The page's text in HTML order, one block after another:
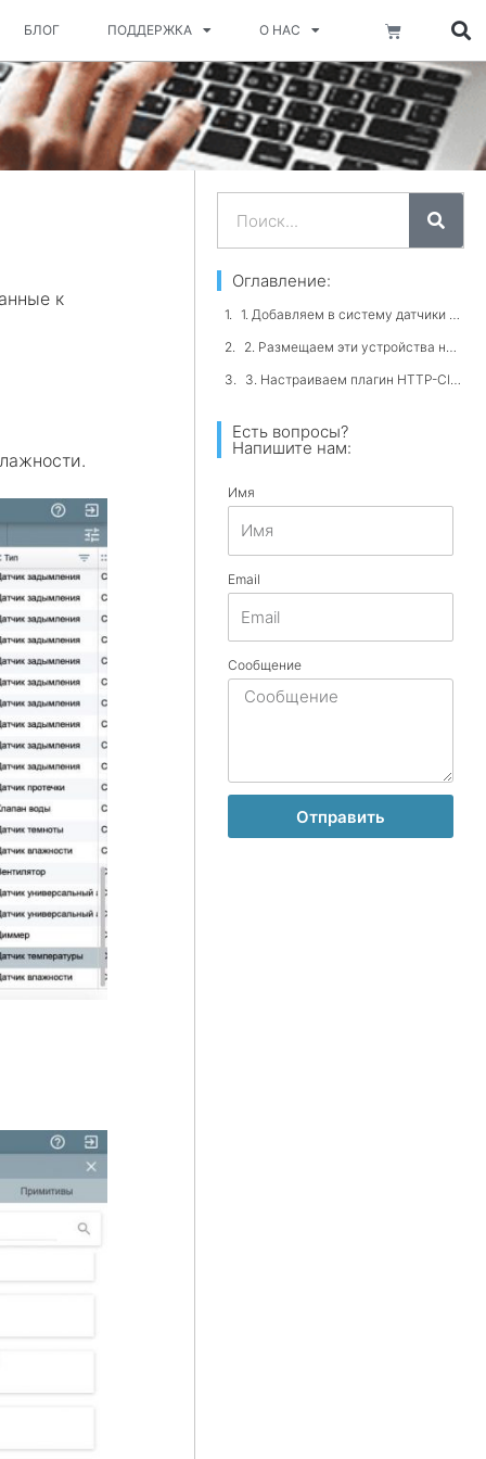
БЛОГ ПОДДЕРЖКА О НАС Корзина
к
Оглавление:
1. Добавляем в систему датчики температуры и влажности
2. Размещаем эти устройства на экране
3. Настраиваем плагин HTTP-Client
Есть вопросы?
Напишите нам:
Имя
Email
Сообщение
Отправить